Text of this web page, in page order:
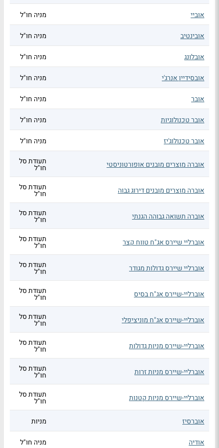
אוביי מניה חו"ל
אובינטיב מניה חו"ל
אובלונג מניה חו"ל
אובסידיין אנרג'י מניה חו"ל
אובר מניה חו"ל
אובר טכנולוגיות מניה חו"ל
אובר טכנולוג'יז מניה חו"ל
אוברה מוצרים מובנים אופורטוניסטי תעודת סל
חו"ל
אוברה מוצרים מובנים דירוג גבוה תעודת סל
חו"ל
אוברה תשואה גבוהה הגנתי תעודת סל
חו"ל
אוברליי שיירס אג"ח טווח קצר תעודת סל
חו"ל
אוברליי שיירס גדולות מגודר תעודת סל
חו"ל
אוברליי-שיירס אג"ח בסיס תעודת סל
חו"ל
אוברליי-שיירס אג"ח מוניציפלי תעודת סל
חו"ל
אוברליי-שיירס מניות גדולות תעודת סל
חו"ל
אוברליי-שיירס מניות זרות תעודת סל
חו"ל
אוברליי-שיירס מניות קטנות תעודת סל
חו"ל
אוברסיז
מניות
אודיה מניה חו"ל